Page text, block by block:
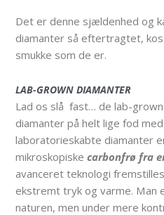
Det er denne sjældenhed og
diamanter så eftertragtet,
smukke som de er.
LAB-GROWN DIAMANTER
Lad os slå fast… de lab-
diamanter på helt lige fod
laboratorieskabte diamanter
mikroskopiskecarbonfrø fra
avanceret teknologi
ekstremt tryk og varme. Man
naturen, men under mere